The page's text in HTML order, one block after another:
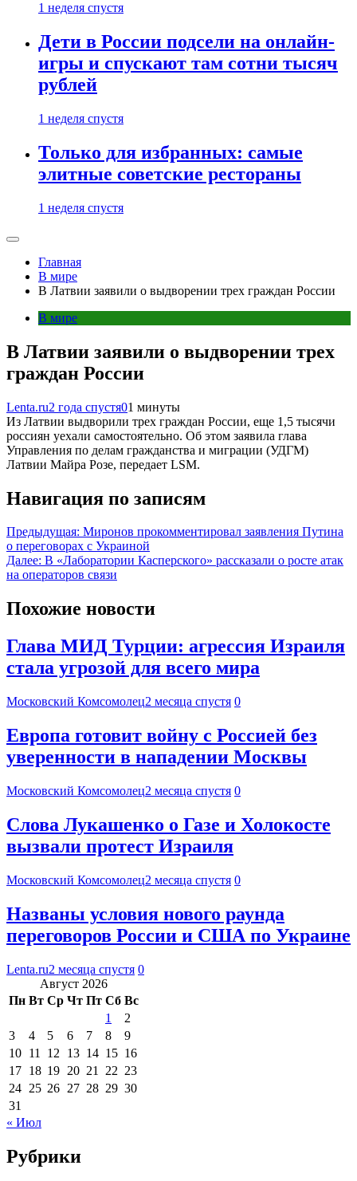
1 неделя спустя
Дети в России подсели на онлайн-
игры и спускают там сотни тысяч
рублей
1 неделя спустя
Только для избранных: самые
элитные советские рестораны
1 неделя спустя
Главная
В мире
В Латвии заявили о выдворении трех граждан России
В мире
В Латвии заявили о выдворении трех
граждан России
Lenta.ru2 года спустя01 минуты
Из Латвии выдворили трех граждан России, еще 1,5 тысячи
россиян уехали самостоятельно. Об этом заявила глава
Управления по делам гражданства и миграции (УДГМ)
Латвии Майра Розе, передает LSM.
Навигация по записям
Предыдущая: Миронов прокомментировал заявления Путина
о переговорах с Украиной
Далее: В «Лаборатории Касперского» рассказали о росте атак
на операторов связи
Похожие новости
Глава МИД Турции: агрессия Израиля
стала угрозой для всего мира
Московский Комсомолец2 месяца спустя 0
Европа готовит войну с Россией без
уверенности в нападении Москвы
Московский Комсомолец2 месяца спустя 0
Слова Лукашенко о Газе и Холокосте
вызвали протест Израиля
Московский Комсомолец2 месяца спустя 0
Названы условия нового раунда
переговоров России и США по Украине
Lenta.ru2 месяца спустя 0
Август 2026
Пн Вт Ср Чт Пт Сб Вс
1
2
3
4 5 6 7 8
9
10 11 12 13 14 15 16
17 18 19 20 21 22 23
24 25 26 27 28 29 30
31
« Июл
Рубрики